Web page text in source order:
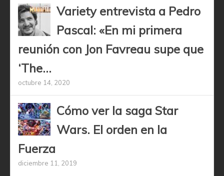
Variety entrevista a Pedro
Pascal: «En mi primera
reunión con Jon Favreau supe que
‘The...
octubre 14, 2020
Cómo ver la saga Star
Wars. El orden en la
Fuerza
diciembre 11, 2019